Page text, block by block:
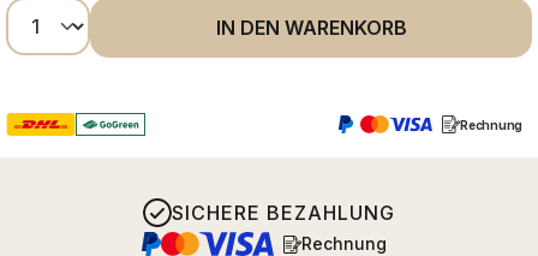
Produkt Anzahl: Gib den gewünschten
IN DEN WARENKORB
Rechnung
SICHERE BEZAHLUNG
Rechnung